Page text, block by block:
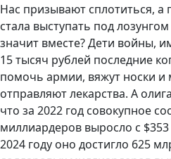
Нас призывают сплотиться, а
стала выступать под
значит вместе? Дети
15 тысяч рублей последние
помочь армии, вяжут носки и
отправляют лекарства. А
что за 2022 год совокупное
миллиардеров выросло с
2024 году оно достигло 625